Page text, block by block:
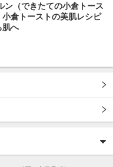
ン（できたての小倉トース
小倉トーストの美肌レシピ
肌へ